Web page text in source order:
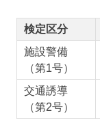
検定区分
施設警備
（第1号）
交通誘導
（第2号）